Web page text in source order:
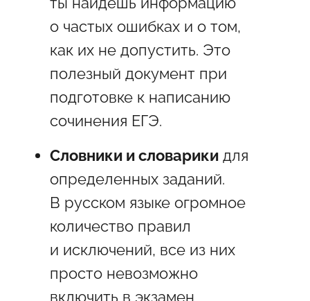
о частых ошибках и о том,
как их не допустить. Это
полезный документ при
подготовке к написанию
сочинения ЕГЭ.
Словники и словарикидля
определенных заданий.
В русском языке огромное
количество правил
и исключений, все из них
просто невозможно
включить в экзамен,